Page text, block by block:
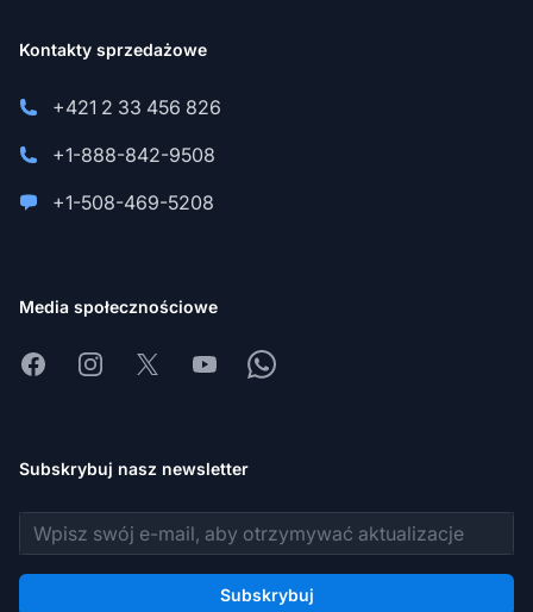
Kontakty sprzedażowe
+421 2 33 456 826
+1-888-842-9508
+1-508-469-5208
Media społecznościowe
FacebookInstagram
X YoutubeWhatsapp
Subskrybuj nasz newsletter
Adres e-mail
Subskrybuj